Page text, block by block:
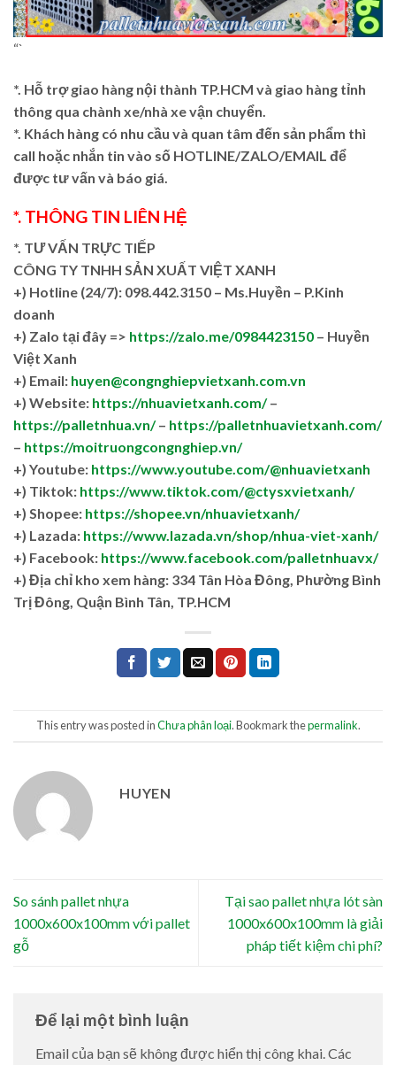
“`
*. Hỗ trợ giao hàng nội thành TP.HCM và giao hàng tỉnh
thông qua chành xe/nhà xe vận chuyển.
*. Khách hàng có nhu cầu và quan tâm đến sản phẩm thì
call hoặc nhắn tin vào số HOTLINE/ZALO/EMAIL để
được tư vấn và báo giá.
*. THÔNG TIN LIÊN HỆ
*. TƯ VẤN TRỰC TIẾP
CÔNG TY TNHH SẢN XUẤT VIỆT XANH
+) Hotline (24/7): 098.442.3150 – Ms.Huyền – P.Kinh
doanh
+) Zalo tại đây => https://zalo.me/0984423150 – Huyền
Việt Xanh
+) Email: huyen@congnghiepvietxanh.com.vn
+) Website: https://nhuavietxanh.com/–
https://palletnhua.vn/– https://palletnhuavietxanh.com/
– https://moitruongcongnghiep.vn/
+) Youtube: https://www.youtube.com/@nhuavietxanh
+) Tiktok: https://www.tiktok.com/@ctysxvietxanh/
+) Shopee: https://shopee.vn/nhuavietxanh/
+) Lazada: https://www.lazada.vn/shop/nhua-viet-xanh/
+) Facebook: https://www.facebook.com/palletnhuavx/
+) Địa chỉ kho xem hàng: 334 Tân Hòa Đông, Phường Bình
Trị Đông, Quận Bình Tân, TP.HCM
This entry was posted inChưa phân loại. Bookmark thepermalink.
HUYEN
So sánh pallet nhựa
1000x600x100mm với pallet
gỗ
Tại sao pallet nhựa lót sàn
1000x600x100mm là giải
pháp tiết kiệm chi phí?
Để lại một bình luận
Email của bạn sẽ không được hiển thị công khai.Các